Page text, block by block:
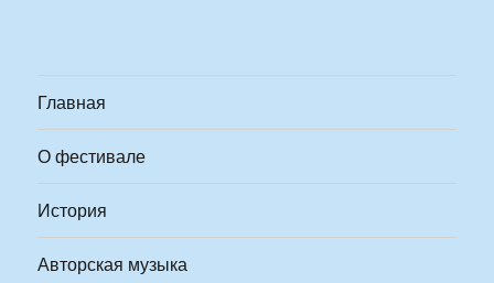
Главная
О фестивале
История
Авторская музыка